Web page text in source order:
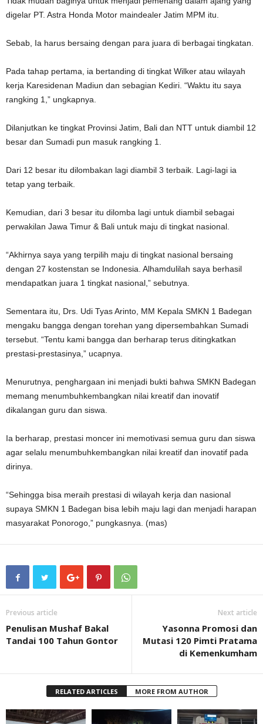
digelar PT. Astra Honda Motor maindealer Jatim MPM itu.
Sebab, Ia harus bersaing dengan para juara di berbagai tingkatan.
Pada tahap pertama, ia bertanding di tingkat Wilker atau wilayah
kerja Karesidenan Madiun dan sebagian Kediri. “Waktu itu saya
rangking 1,” ungkapnya.
Dilanjutkan ke tingkat Provinsi Jatim, Bali dan NTT untuk diambil 12
besar dan Sumadi pun masuk rangking 1.
Dari 12 besar itu dilombakan lagi diambil 3 terbaik. Lagi-lagi ia
tetap yang terbaik.
Kemudian, dari 3 besar itu dilomba lagi untuk diambil sebagai
perwakilan Jawa Timur & Bali untuk maju di tingkat nasional.
“Akhirnya saya yang terpilih maju di tingkat nasional bersaing
dengan 27 kostenstan se Indonesia. Alhamdulilah saya berhasil
mendapatkan juara 1 tingkat nasional,” sebutnya.
Sementara itu, Drs. Udi Tyas Arinto, MM Kepala SMKN 1 Badegan
mengaku bangga dengan torehan yang dipersembahkan Sumadi
tersebut. “Tentu kami bangga dan berharap terus ditingkatkan
prestasi-prestasinya,” ucapnya.
Menurutnya, penghargaan ini menjadi bukti bahwa SMKN Badegan
memang menumbuhkembangkan nilai kreatif dan inovatif
dikalangan guru dan siswa.
Ia berharap, prestasi moncer ini memotivasi semua guru dan siswa
agar selalu menumbuhkembangkan nilai kreatif dan inovatif pada
dirinya.
“Sehingga bisa meraih prestasi di wilayah kerja dan nasional
supaya SMKN 1 Badegan bisa lebih maju lagi dan menjadi harapan
masyarakat Ponorogo,” pungkasnya. (mas)
Previous article
Penulisan Mushaf Bakal
Tandai 100 Tahun Gontor
Next article
Yasonna Promosi dan
Mutasi 120 Pimti Pratama
di Kemenkumham
RELATED ARTICLES MORE FROM AUTHOR